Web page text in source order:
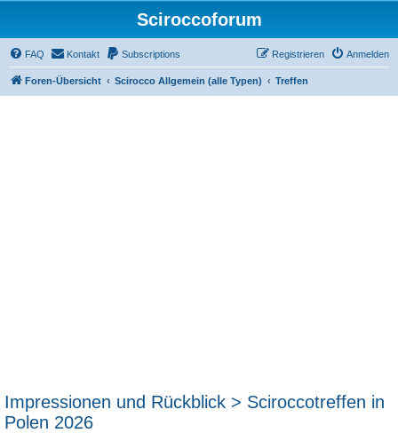
Sciroccoforum
FAQ Kontakt Subscriptions Anmelden
Registrieren
Foren-Übersicht Scirocco Allgemein (alle Typen) Treffen
Impressionen und Rückblick > Sciroccotreffen in
Polen 2026